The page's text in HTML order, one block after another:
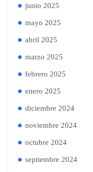
junio 2025
mayo 2025
abril 2025
marzo 2025
febrero 2025
enero 2025
diciembre 2024
noviembre 2024
octubre 2024
septiembre 2024